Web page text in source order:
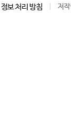
보 처리 방침 저